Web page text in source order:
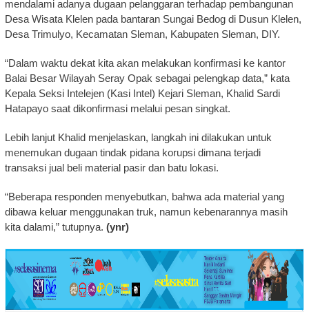
mendalami adanya dugaan pelanggaran terhadap pembangunan
Desa Wisata Klelen pada bantaran Sungai Bedog di Dusun Klelen,
Desa Trimulyo, Kecamatan Sleman, Kabupaten Sleman, DIY.
“Dalam waktu dekat kita akan melakukan konfirmasi ke kantor
Balai Besar Wilayah Seray Opak sebagai pelengkap data,” kata
Kepala Seksi Intelejen (Kasi Intel) Kejari Sleman, Khalid Sardi
Hatapayo saat dikonfirmasi melalui pesan singkat.
Lebih lanjut Khalid menjelaskan, langkah ini dilakukan untuk
menemukan dugaan tindak pidana korupsi dimana terjadi
transaksi jual beli material pasir dan batu lokasi.
“Beberapa responden menyebutkan, bahwa ada material yang
dibawa keluar menggunakan truk, namun kebenarannya masih
kita dalami,” tutupnya. (ynr)